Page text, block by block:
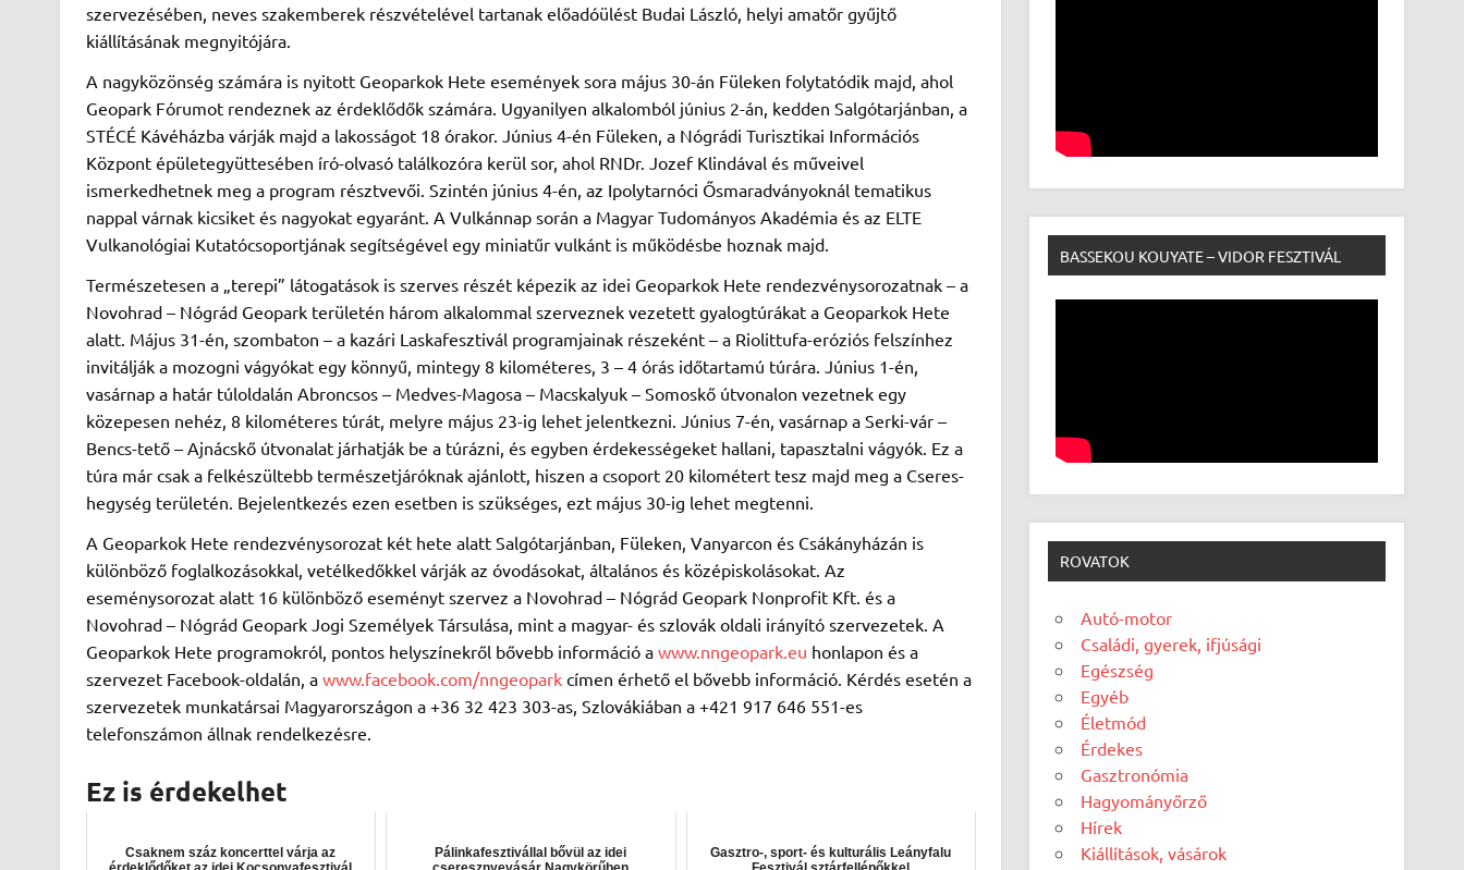
szervezésében, neves szakemberek részvételével tartanak előadóülést Budai László, helyi amatőr gyűjtő
kiállításának megnyitójára.
A nagyközönség számára is nyitott Geoparkok Hete események sora május 30-án Füleken folytatódik majd, ahol
Geopark Fórumot rendeznek az érdeklődők számára. Ugyanilyen alkalomból június 2-án, kedden Salgótarjánban, a
STÉCÉ Kávéházba várják majd a lakosságot 18 órakor. Június 4-én Füleken, a Nógrádi Turisztikai Információs
Központ épületegyüttesében író-olvasó találkozóra kerül sor, ahol RNDr. Jozef Klindával és műveivel
ismerkedhetnek meg a program résztvevői. Szintén június 4-én, az Ipolytarnóci Ősmaradványoknál tematikus
nappal várnak kicsiket és nagyokat egyaránt. A Vulkánnap során a Magyar Tudományos Akadémia és az ELTE
Vulkanológiai Kutatócsoportjának segítségével egy miniatűr vulkánt is működésbe hoznak majd.
Természetesen a „terepi” látogatások is szerves részét képezik az idei Geoparkok Hete rendezvénysorozatnak – a
Novohrad – Nógrád Geopark területén három alkalommal szerveznek vezetett gyalogtúrákat a Geoparkok Hete
alatt. Május 31-én, szombaton – a kazári Laskafesztivál programjainak részeként – a Riolittufa-eróziós felszínhez
invitálják a mozogni vágyókat egy könnyű, mintegy 8 kilométeres, 3 – 4 órás időtartamú túrára. Június 1-én,
vasárnap a határ túloldalán Abroncsos – Medves-Magosa – Macskalyuk – Somoskő útvonalon vezetnek egy
közepesen nehéz, 8 kilométeres túrát, melyre május 23-ig lehet jelentkezni. Június 7-én, vasárnap a Serki-vár –
Bencs-tető – Ajnácskő útvonalat járhatják be a túrázni, és egyben érdekességeket hallani, tapasztalni vágyók. Ez a
túra már csak a felkészültebb természetjáróknak ajánlott, hiszen a csoport 20 kilométert tesz majd meg a Cseres-
hegység területén. Bejelentkezés ezen esetben is szükséges, ezt május 30-ig lehet megtenni.
A Geoparkok Hete rendezvénysorozat két hete alatt Salgótarjánban, Füleken, Vanyarcon és Csákányházán is
különböző foglalkozásokkal, vetélkedőkkel várják az óvodásokat, általános és középiskolásokat. Az
eseménysorozat alatt 16 különböző eseményt szervez a Novohrad – Nógrád Geopark Nonprofit Kft. és a
Novohrad – Nógrád Geopark Jogi Személyek Társulása, mint a magyar- és szlovák oldali irányító szervezetek. A
Geoparkok Hete programokról, pontos helyszínekről bővebb információ a www.nngeopark.eu honlapon és a
szervezet Facebook-oldalán, a www.facebook.com/nngeoparkcímen érhető el bővebb információ. Kérdés esetén a
szervezetek munkatársai Magyarországon a +36 32 423 303-as, Szlovákiában a +421 917 646 551-es
telefonszámon állnak rendelkezésre.
Ez is érdekelhet
Csaknem száz koncerttel várja az
Pálinkafesztivállal bővül az idei
Gasztro-, sport- és kulturális Leányfalu
BASSEKOU KOUYATE – VIDOR FESZTIVÁL
ROVATOK
Autó-motor
Családi, gyerek, ifjúsági
Egészség
Egyéb
Életmód
Érdekes
Gasztronómia
Hagyományőrző
Hírek
Kiállítások, vásárok